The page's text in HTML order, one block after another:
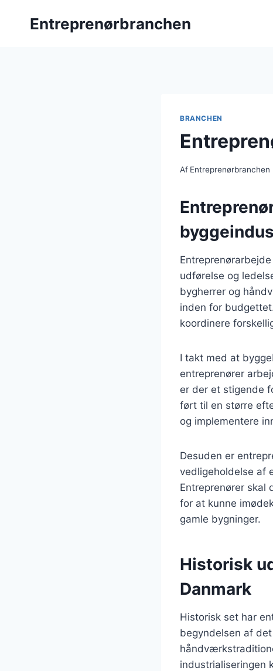
Entreprenørbranchen
BRANCHEN
Af Entreprenørbranchen
udførelse og
bygherrer og
inden for
koordinere
I takt med at
entreprenører
er der et stigende
ført til en større
og implementere
Desuden er
vedligeholdelse af
Entreprenører skal
for at kunne
gamle bygninger.
Historisk
Danmark
Historisk set har
begyndelsen af
industrialiseringen